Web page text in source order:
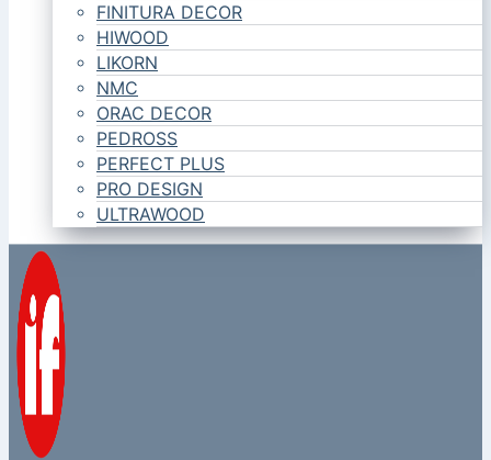
FINITURA DECOR
HIWOOD
LIKORN
NMC
ORAC DECOR
PEDROSS
PERFECT PLUS
PRO DESIGN
ULTRAWOOD